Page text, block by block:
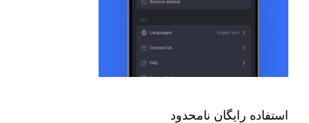
استفاده رایگان نامحدود